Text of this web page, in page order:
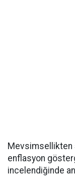
Mevsimsellikten
enflasyon
incelendiğinde